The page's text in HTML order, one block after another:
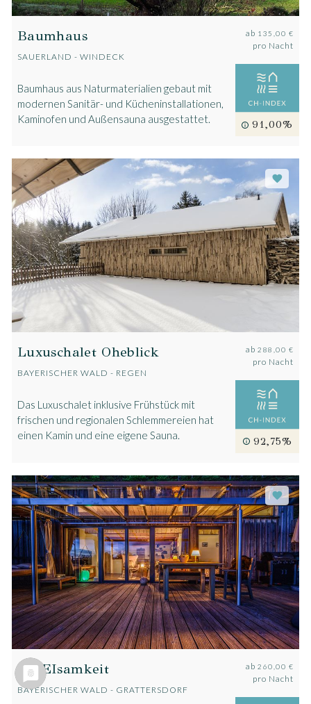
Baumhaus
SAUERLAND - WINDECK
Baumhaus aus Naturmaterialien gebaut mit
modernen Sanitär- und Kücheninstallationen,
Kaminofen und Außensauna ausgestattet.
ab 135,00 €
pro Nacht
91,00%
Luxuschalet Oheblick
BAYERISCHER WALD - REGEN
Das Luxuschalet inklusive Frühstück mit
frischen und regionalen Schlemmereien hat
einen Kamin und eine eigene Sauna.
ab 288,00 €
pro Nacht
92,75%
ZWEIsamkeit
BAYERISCHER WALD - GRATTERSDORF
ab 260,00 €
pro Nacht